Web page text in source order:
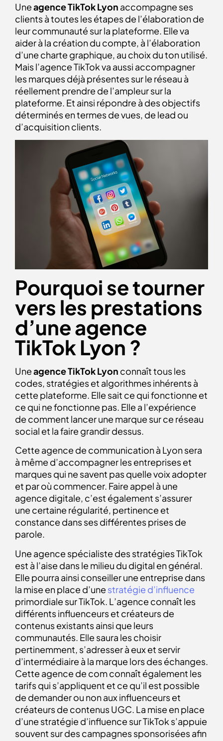
Uneagence TikTok Lyon accompagne ses
clients à toutes les étapes de l’élaboration de
leur communauté sur la plateforme. Elle va
aider à la création du compte, à l’élaboration
d’une charte graphique, au choix du ton utilisé.
Mais l’agence TikTok va aussi accompagner
les marques déjà présentes sur le réseau à
réellement prendre de l’ampleur sur la
plateforme. Et ainsi répondre à des objectifs
déterminés en termes de vues, de lead ou
d’acquisition clients.
Pourquoi se tourner
vers les prestations
d’une agence
TikTok Lyon ?
Uneagence TikTok Lyon connaît tous les
codes, stratégies et algorithmes inhérents à
cette plateforme. Elle sait ce qui fonctionne et
ce qui ne fonctionne pas. Elle a l’expérience
de comment lancer une marque sur ce réseau
social et la faire grandir dessus.
Cette agence de communication à Lyon sera
à même d’accompagner les entreprises et
marques qui ne savent pas quelle voix adopter
et par où commencer. Faire appel à une
agence digitale, c’est également s’assurer
une certaine régularité, pertinence et
constance dans ses différentes prises de
parole.
Une agence spécialiste des stratégies TikTok
est à l’aise dans le milieu du digital en général.
Elle pourra ainsi conseiller une entreprise dans
la mise en place d’une stratégie d’influence
primordiale sur TikTok. L’agence connaît les
différents influenceurs et créateurs de
contenus existants ainsi que leurs
communautés. Elle saura les choisir
pertinemment, s’adresser à eux et servir
d’intermédiaire à la marque lors des échanges.
Cette agence de com connaît également les
tarifs qui s’appliquent et ce qu’il est possible
de demander ou non aux influenceurs et
créateurs de contenus UGC. La mise en place
d’une stratégie d’influence sur TikTok s’appuie
souvent sur des campagnes sponsorisées afin